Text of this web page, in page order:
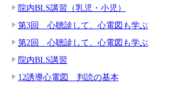
院内BLS講習（乳児・小児）
第3回 心聴診して、心電図も学ぶ
第2回 心聴診して、心電図も学ぶ
院内BLS講習
12誘導心電図 判読の基本